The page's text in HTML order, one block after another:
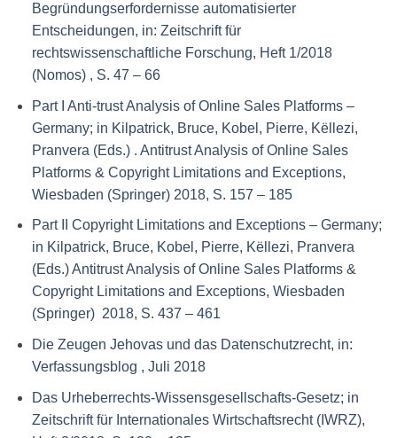
Begründungserfordernisse automatisierter
Entscheidungen, in: Zeitschrift für
rechtswissenschaftliche Forschung, Heft 1/2018
(Nomos) , S. 47 – 66
Part I Anti-trust Analysis of Online Sales Platforms –
Germany; in Kilpatrick, Bruce, Kobel, Pierre, Këllezi,
Pranvera (Eds.) . Antitrust Analysis of Online Sales
Platforms & Copyright Limitations and Exceptions,
Wiesbaden (Springer) 2018, S. 157 – 185
Part II Copyright Limitations and Exceptions – Germany;
in Kilpatrick, Bruce, Kobel, Pierre, Këllezi, Pranvera
(Eds.) Antitrust Analysis of Online Sales Platforms &
Copyright Limitations and Exceptions, Wiesbaden
(Springer) 2018, S. 437 – 461
Die Zeugen Jehovas und das Datenschutzrecht, in:
Verfassungsblog , Juli 2018
Das Urheberrechts-Wissensgesellschafts-Gesetz; in
Zeitschrift für Internationales Wirtschaftsrecht (IWRZ),